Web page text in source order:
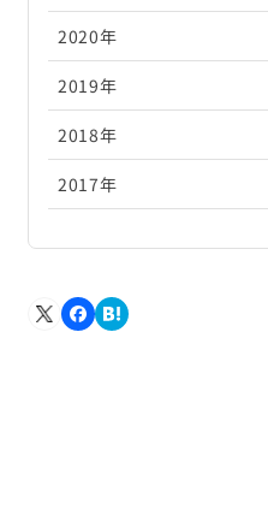
2026年3月
2026年2月
2026年1月
2025年8月
2025年7月
2025年6月
2025年5月
2025年2月
2024年9月
2024年8月
2024年7月
2024年6月
2024年3月
2023年10月
2023年9月
2023年8月
2023年7月
2023年4月
2022年11月
2022年10月
2022年9月
2022年8月
2022年5月
2021年12月
2021年11月
2021年10月
2021年9月
2021年6月
2020年
2020年12月
2020年11月
2020年10月
2020年7月
2019年
2019年12月
2019年11月
2019年8月
2018年
2018年12月
2018年9月
2017年
2017年10月